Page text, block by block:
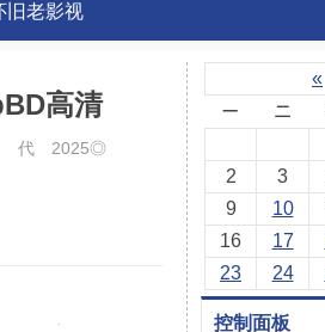
旧老影视
高清
代 2025◎
«
一 二
2
3
9
10
16
17
23
24
控制面板